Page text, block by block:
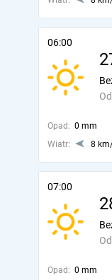
06:00
Opad: 0 mm
Wiatr:
8
07:00
Opad: 0 mm